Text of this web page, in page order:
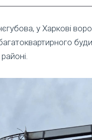
у Харкові